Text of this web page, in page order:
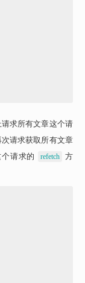
求所有文章这个请
请求获取所有文章
请求的 refetch
方